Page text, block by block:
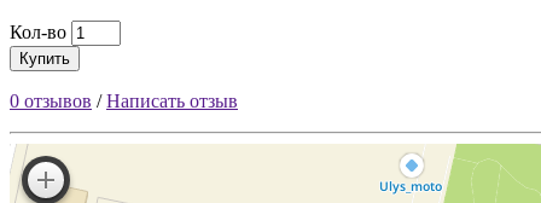
Кол-во
Купить
0 отзывов /Написать отзыв